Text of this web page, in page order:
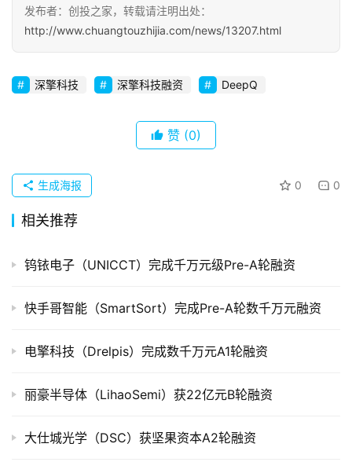
初
创
业
发
布
重
司
市
创
登录
投稿
发布者：创投之家，转载请注明出处：
http://www.chuangtouzhijia.com/news/13207.html
深擎科技 深擎科技融资 DeepQ
赞 (0)
0 0
生成海报
相关推荐
钨铱电子（UNICCT）完成千万元级Pre-A轮融资
快手哥智能（SmartSort）完成Pre-A轮数千万元融资
电擎科技（Drelpis）完成数千万元A1轮融资
丽豪半导体（LihaoSemi）获22亿元B轮融资
大仕城光学（DSC）获坚果资本A2轮融资